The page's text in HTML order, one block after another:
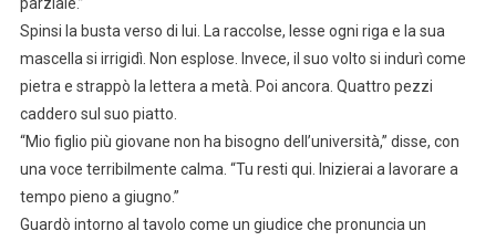
Spinsi la busta verso di lui. La raccolse, lesse ogni riga e la sua
mascella si irrigidì. Non esplose. Invece, il suo volto si indurì come
pietra e strappò la lettera a metà. Poi ancora. Quattro pezzi
caddero sul suo piatto.
“Mio figlio più giovane non ha bisogno dell’università,” disse, con
una voce terribilmente calma. “Tu resti qui. Inizierai a lavorare a
tempo pieno a giugno.”
Guardò intorno al tavolo come un giudice che pronuncia un